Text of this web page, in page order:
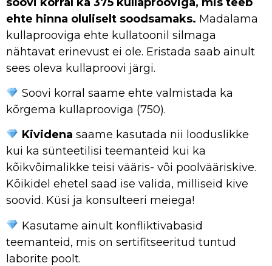
ehte hinna oluliselt soodsamaks. Madalama
kullaprooviga ehte kullatoonil silmaga
nähtavat erinevust ei ole. Eristada saab ainult
sees oleva kullaproovi järgi.
Soovi korral saame ehte valmistada ka
kõrgema kullaprooviga (750).
Kividena saame kasutada nii looduslikke
kui ka sünteetilisi teemanteid kui ka
kõikvõimalikke teisi vääris- või poolvääriskive.
Kõikidel ehetel saad ise valida, milliseid kive
soovid. Küsi ja konsulteeri meiega!
Kasutame ainult konfliktivabasid
teemanteid, mis on sertifitseeritud tuntud
laborite poolt.